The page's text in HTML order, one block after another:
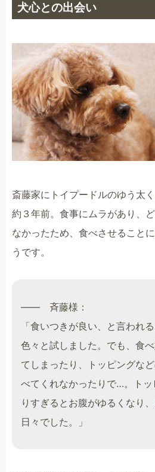
犬心との出会い
斎藤家にトイプードルのゆう太
約３年前。食事にムラがあり、
なかったため、食べさせること
うです。
―― 斉藤様：
「食いつきが良い、と言われ
色々と試しました。でも、食
てしまったり、トッピングな
べてくれなかったりで…。ト
りすぎるとお腹がゆるくなり
日々でした。」